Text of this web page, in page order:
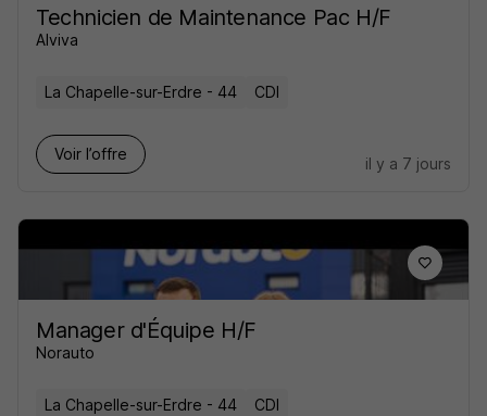
Technicien de Maintenance Pac H/F
Alviva
La Chapelle-sur-Erdre - 44 CDI
Voir l’offre
il y a 7 jours
Manager d'Équipe H/F
Norauto
La Chapelle-sur-Erdre - 44
CDI